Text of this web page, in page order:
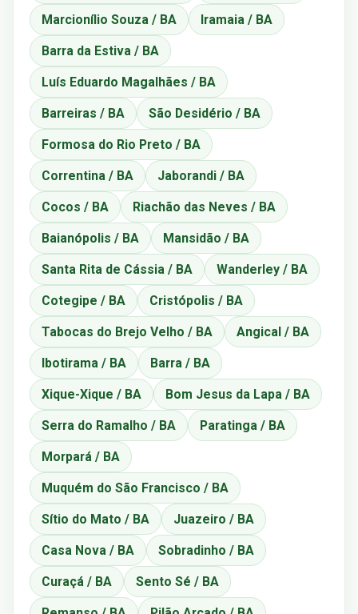
Marcionílio Souza / BA Iramaia / BA
Barra da Estiva / BA
Luís Eduardo Magalhães / BA
Barreiras / BA São Desidério / BA
Formosa do Rio Preto / BA
Correntina / BA Jaborandi / BA
Cocos / BA Riachão das Neves / BA
Baianópolis / BA Mansidão / BA
Santa Rita de Cássia / BA Wanderley / BA
Cotegipe / BA Cristópolis / BA
Tabocas do Brejo Velho / BA Angical / BA
Ibotirama / BA Barra / BA
Xique-Xique / BA Bom Jesus da Lapa / BA
Serra do Ramalho / BA Paratinga / BA
Morpará / BA
Muquém do São Francisco / BA
Sítio do Mato / BA Juazeiro / BA
Casa Nova / BA Sobradinho / BA
Curaçá / BA Sento Sé / BA